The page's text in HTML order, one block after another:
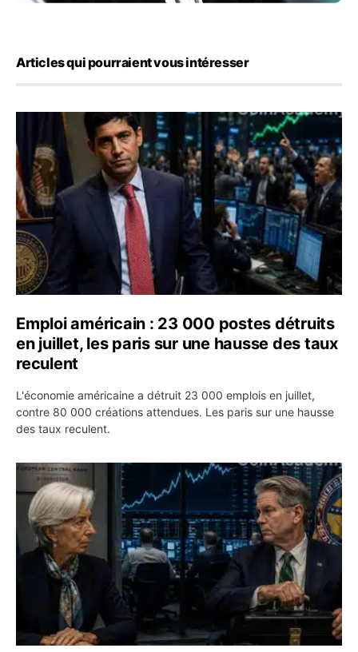
Articles qui pourraient vous intéresser
Emploi américain : 23 000 postes détruits en juillet, les
Emploi américain : 23 000 postes détruits
en juillet, les paris sur une hausse des taux
reculent
L'économie américaine a détruit 23 000 emplois en juillet,
contre 80 000 créations attendues. Les paris sur une hausse
des taux reculent.
Yen : Washington a vendu des euros sans prévenir la